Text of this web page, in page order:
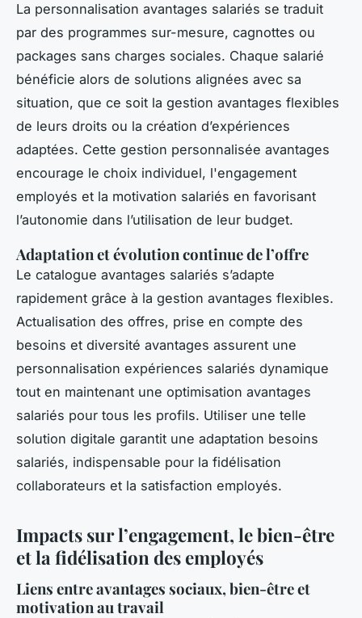
La personnalisation avantages salariés se traduit
par des programmes sur-mesure, cagnottes ou
packages sans charges sociales. Chaque salarié
bénéficie alors de solutions alignées avec sa
situation, que ce soit la gestion avantages flexibles
de leurs droits ou la création d’expériences
adaptées. Cette gestion personnalisée avantages
encourage le choix individuel, l'engagement
employés et la motivation salariés en favorisant
l’autonomie dans l’utilisation de leur budget.
Adaptation et évolution continue de l’offre
Le catalogue avantages salariés s’adapte
rapidement grâce à la gestion avantages flexibles.
Actualisation des offres, prise en compte des
besoins et diversité avantages assurent une
personnalisation expériences salariés dynamique
tout en maintenant une optimisation avantages
salariés pour tous les profils. Utiliser une telle
solution digitale garantit une adaptation besoins
salariés, indispensable pour la fidélisation
collaborateurs et la satisfaction employés.
Impacts sur l’engagement, le bien-être
et la fidélisation des employés
Liens entre avantages sociaux, bien-être et
motivation au travail